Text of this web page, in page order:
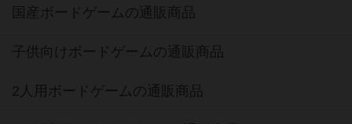
国産ボードゲームの通販商品
子供向けボードゲームの通販商品
2人用ボードゲームの通販商品